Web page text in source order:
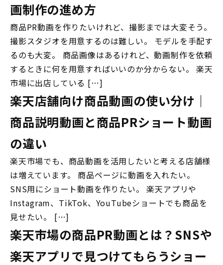
画制作の進め方
商品PR動画を作りたいけれど、撮影までは大変そう。
撮影スタジオを用意するのは難しい。 モデルを手配す
るのも大変。 商品画像はあるけれど、動画制作を依頼
するときに何を用意すればいいのか分からない。 楽天
市場に出店している […]
楽天店舗向け商品動画の使い分け｜
商品説明動画と商品PRショート動画
の違い
楽天市場でも、商品動画を活用したいと考える店舗様
は増えています。 商品ページに動画を入れたい。
SNS用にショート動画を作りたい。 楽天アプリや
Instagram、TikTok、YouTubeショートでも商品を
見せたい。 […]
楽天市場の商品PR動画とは？SNSや
楽天アプリで見つけてもらうショー